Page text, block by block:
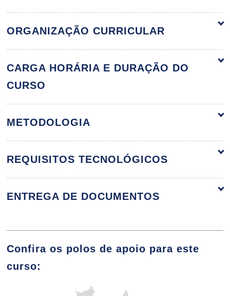
ORGANIZAÇÃO CURRICULAR
Iniciais do Ensino Fundamental
A Docência no Ensino Fundamental
Aprendizagem
CARGA HORÁRIA E DURAÇÃO DO
CURSO
METODOLOGIA
REQUISITOS TECNOLÓGICOS
ENTREGA DE DOCUMENTOS
Confira os polos de apoio para este
curso: